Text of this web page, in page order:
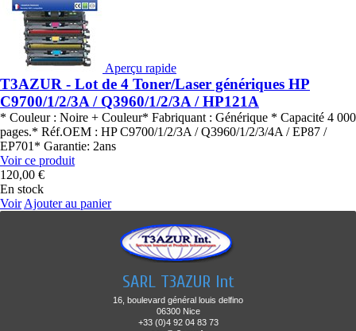
Aperçu rapide
T3AZUR - Lot de 4 Toner/Laser génériques HP
C9700/1/2/3A / Q3960/1/2/3A / HP121A
* Couleur : Noire + Couleur* Fabriquant : Générique * Capacité 4 000
pages.* Réf.OEM : HP C9700/1/2/3A / Q3960/1/2/3/4A / EP87 /
EP701* Garantie: 2ans
Voir ce produit
120,00 €
En stock
Voir Ajouter au panier
SARL T3AZUR Int
16, boulevard général louis delfino
06300 Nice
+33 (0)4 92 04 83 73